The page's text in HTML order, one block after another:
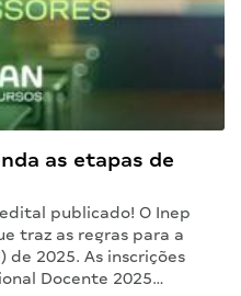
as etapas de
publicado! O Inep
traz as regras para a
de 2025. As inscrições
Docente 2025…